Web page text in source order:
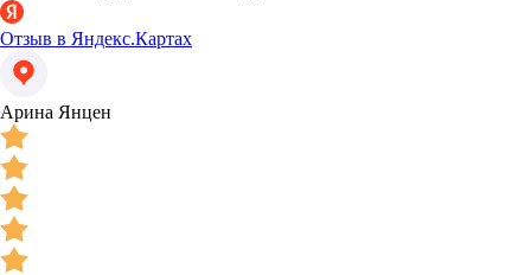
Отзыв в Яндекс.Картах
Арина Янцен